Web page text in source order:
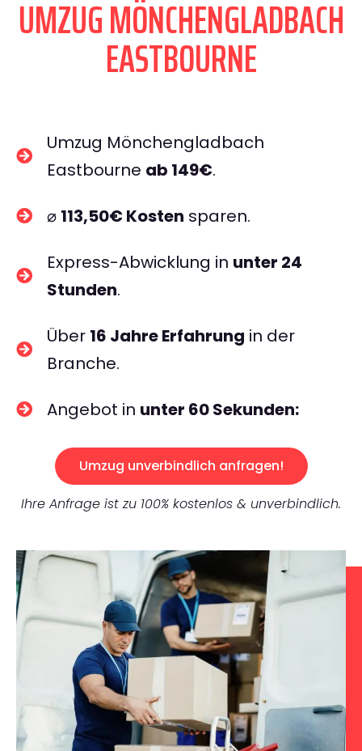
UMZUG MÖNCHENGLADBACH
EASTBOURNE
Umzug Mönchengladbach
Eastbourne ab 149€.
⌀ 113,50€ Kosten sparen.
Express-Abwicklung in unter 24
Stunden.
Über 16 Jahre Erfahrung in der
Branche.
Angebot in unter 60 Sekunden:
Umzug unverbindlich anfragen!
Ihre Anfrage ist zu 100% kostenlos & unverbindlich.